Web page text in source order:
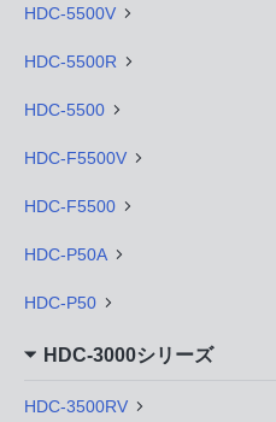
HDC-5500V
HDC-5500R
HDC-5500
HDC-F5500V
HDC-F5500
HDC-P50A
HDC-P50
HDC-3000シリーズ
HDC-3500RV